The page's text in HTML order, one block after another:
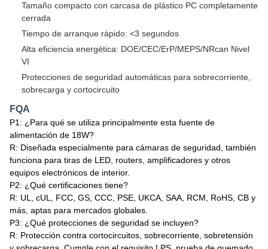
Tamaño compacto con carcasa de plástico PC completamente
cerrada
Tiempo de arranque rápido: <3 segundos
Alta eficiencia energética: DOE/CEC/ErP/MEPS/NRcan Nivel
VI
Protecciones de seguridad automáticas para sobrecorriente,
sobrecarga y cortocircuito
FQA
P1: ¿Para qué se utiliza principalmente esta fuente de
alimentación de 18W?
R: Diseñada especialmente para cámaras de seguridad, también
funciona para tiras de LED, routers, amplificadores y otros
equipos electrónicos de interior.
P2: ¿Qué certificaciones tiene?
R: UL, cUL, FCC, GS, CCC, PSE, UKCA, SAA, RCM, RoHS, CB y
más, aptas para mercados globales.
P3: ¿Qué protecciones de seguridad se incluyen?
R: Protección contra cortocircuitos, sobrecorriente, sobretensión